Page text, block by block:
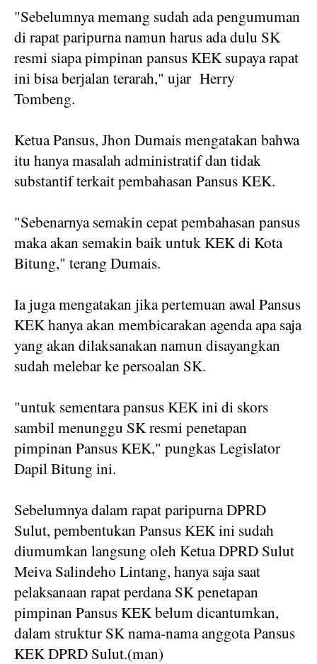
"Sebelumnya memang sudah ada pengumuman
di rapat paripurna namun harus ada dulu SK
resmi siapa pimpinan pansus KEK supaya rapat
ini bisa berjalan terarah," ujar Herry
Tombeng.
Ketua Pansus, Jhon Dumais mengatakan bahwa
itu hanya masalah administratif dan tidak
substantif terkait pembahasan Pansus KEK.
"Sebenarnya semakin cepat pembahasan pansus
maka akan semakin baik untuk KEK di Kota
Bitung," terang Dumais.
Ia juga mengatakan jika pertemuan awal Pansus
KEK hanya akan membicarakan agenda apa saja
yang akan dilaksanakan namun disayangkan
sudah melebar ke persoalan SK.
"untuk sementara pansus KEK ini di skors
sambil menunggu SK resmi penetapan
pimpinan Pansus KEK," pungkas Legislator
Dapil Bitung ini.
Sebelumnya dalam rapat paripurna DPRD
Sulut, pembentukan Pansus KEK ini sudah
diumumkan langsung oleh Ketua DPRD Sulut
Meiva Salindeho Lintang, hanya saja saat
pelaksanaan rapat perdana SK penetapan
pimpinan Pansus KEK belum dicantumkan,
dalam struktur SK nama-nama anggota Pansus
KEK DPRD Sulut.(man)